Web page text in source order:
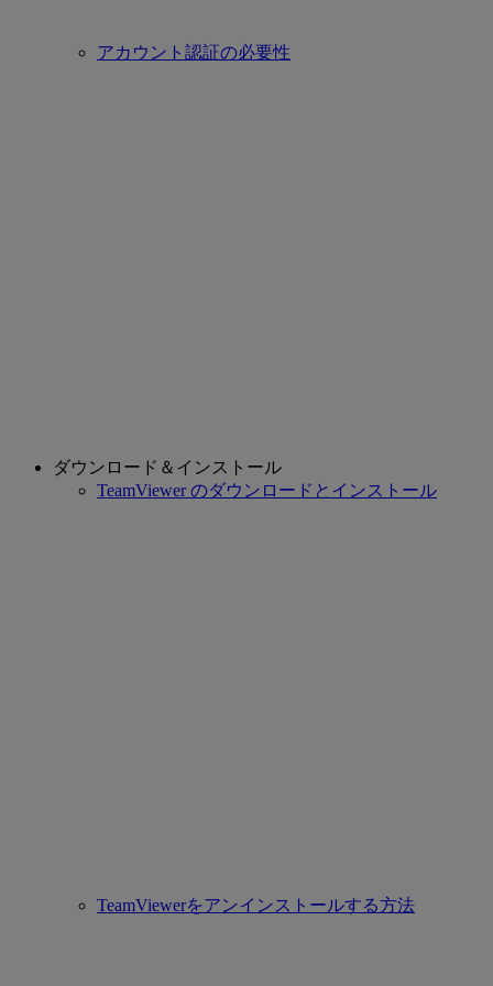
アカウント認証の必要性
ダウンロード＆インストール
TeamViewer のダウンロードとインストール
TeamViewerをアンインストールする方法